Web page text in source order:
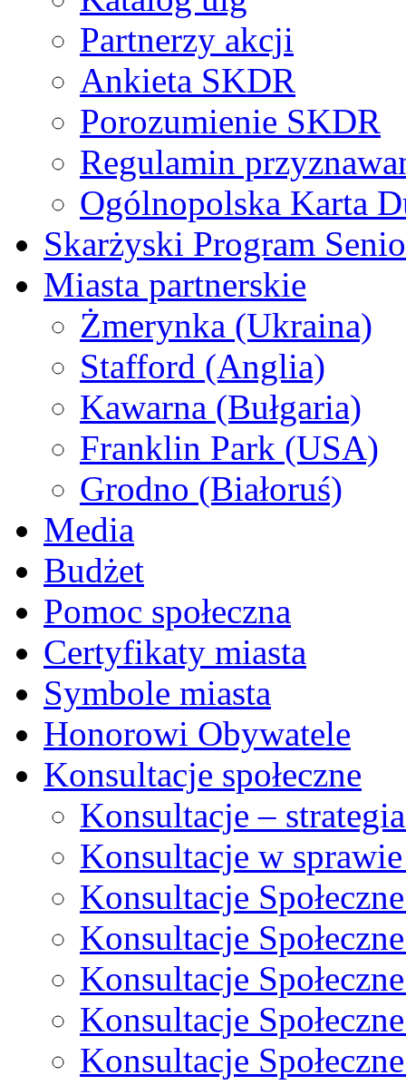
Partnerzy akcji
Ankieta SKDR
Porozumienie SKDR
Regulamin
Ogólnopolska Karta
Skarżyski Program
Miasta partnerskie
Żmerynka (Ukraina)
Stafford (Anglia)
Kawarna (Bułgaria)
Franklin Park (USA)
Grodno (Białoruś)
Media
Budżet
Pomoc społeczna
Certyfikaty miasta
Symbole miasta
Honorowi Obywatele
Konsultacje społeczne
Konsultacje –
Konsultacje w
Konsultacje
Konsultacje
Konsultacje
Konsultacje
Konsultacje